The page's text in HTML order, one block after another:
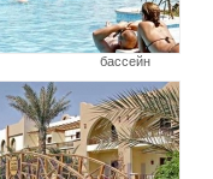
бассейн